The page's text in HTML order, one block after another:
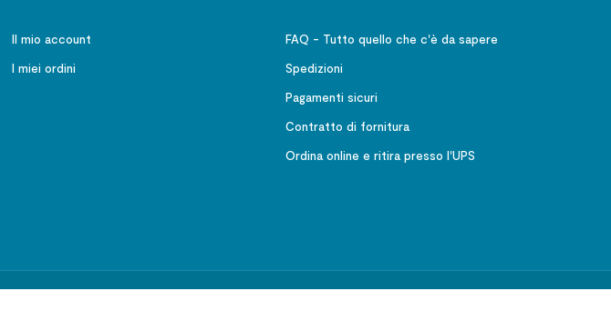
Il mio account
I miei ordini
FAQ - Tutto quello che c'è da sapere
Spedizioni
Pagamenti sicuri
Contratto di fornitura
Ordina online e ritira presso l'UPS